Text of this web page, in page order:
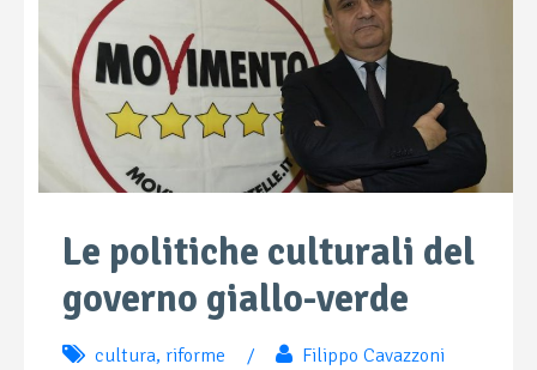
Le politiche culturali del
governo giallo-verde
cultura, riforme / Filippo Cavazzoni